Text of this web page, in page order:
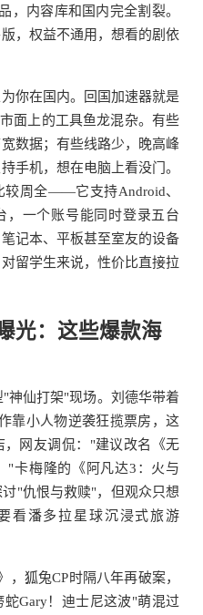
，内容库和国内完全割裂。
，权益不通用，想看的剧依
你在国内。回国加速器就是
面上的工具鱼龙混杂。有些
数据；有些线路少，晚高峰
手机，想在电脑上看没门。
较周全——它支持Android、
，一个账号能同时登录五台
记本、平板甚至室友的设备
留学生来说，性价比直接拉
光：这些爆款海
神仙打架"现场。刘德华带着
靠小人物逆袭狂揽票房，这
网友调侃："建议改名《无
"卡梅隆的《阿凡达3：火与
"仇恨与救赎"，但观众只想
看潘多拉星球沉浸式旅游
，狐兔CP时隔八年再破案，
Gary！迪士尼这波"萌混过